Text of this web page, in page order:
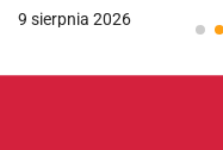
9 sierpnia 2026